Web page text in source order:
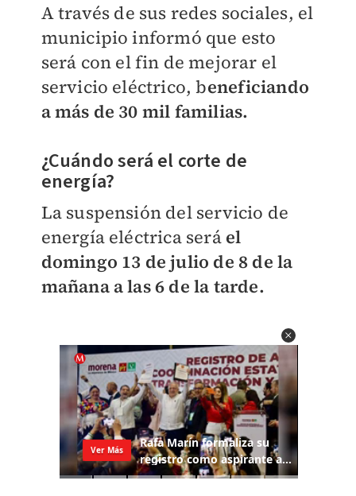
A través de sus redes sociales, el
municipio informó que esto
será con el fin de mejorar el
servicio eléctrico, beneficiando
a más de 30 mil familias.
¿Cuándo será el corte de
energía?
La suspensión del servicio de
energía eléctrica será el
domingo 13 de julio de 8 de la
mañana a las 6 de la tarde.